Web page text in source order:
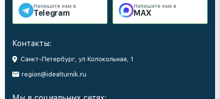
Напишите нам в
Telegram
Напишите нам в
MAX
Контакты:
Санкт-Петербург, ул Колокольная, 1
region@idealturnik.ru